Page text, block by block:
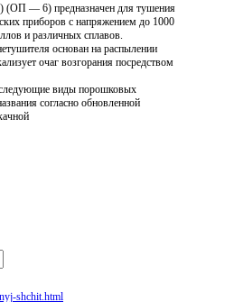
(ОП — 6) предназначен для тушения
приборов с напряжением до 1000
и различных сплавов.
основан на распылении
очаг возгорания посредством
виды порошковых
согласно обновленной